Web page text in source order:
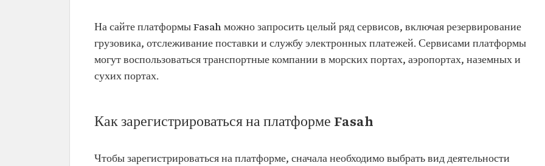
На сайте платформы Fasah можно запросить целый ряд сервисов, включая резервирование
грузовика, отслеживание поставки и службу электронных платежей. Сервисами платформы
могут воспользоваться транспортные компании в морских портах, аэропортах, наземных и
сухих портах.
Как зарегистрироваться на платформе Fasah
Чтобы зарегистрироваться на платформе, сначала необходимо выбрать вид деятельности